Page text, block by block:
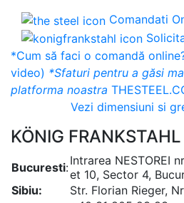
Comandati
*Cum să faci o comandă
video) *Sfaturi pentru a găsi
platforma noastra
Vezi dimensiuni si
KÖNIG FRANKSTAHL
Bucuresti:Intrarea NESTOREI
et 10, Sector 4,
Sibiu:
Str. Florian Rieger,